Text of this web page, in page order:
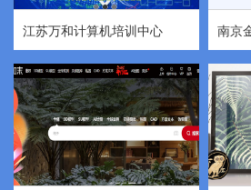
江苏万和计算机培训中心 南京